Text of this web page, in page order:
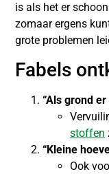
is als het er
zomaar ergens
grote problemen
Fabels
“Als grond
stoffen
“Kleine
Ook